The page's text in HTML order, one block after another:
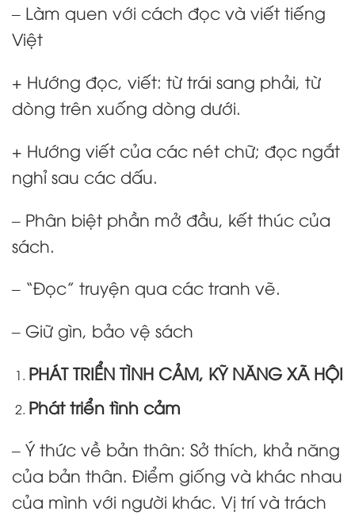
– Làm quen với cách đọc và viết tiếng
Việt
+ Hướng đọc, viết: từ trái sang phải, từ
dòng trên xuống dòng dư­ới.
+ Hướng viết của các nét chữ; đọc ngắt
nghỉ sau các dấu.
– Phân biệt phần mở đầu, kết thúc của
sách.
– “Đọc” truyện qua các tranh vẽ.
– Giữ gìn, bảo vệ sách
PHÁT TRIỂN TÌNH CẢM, KỸ NĂNG XÃ HỘI
Phát triển tình cảm
– Ý thức về bản thân: Sở thích, khả năng
của bản thân. Điểm giống và khác nhau
của mình với người khác. Vị trí và trách